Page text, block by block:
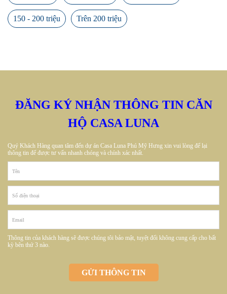
150 - 200 triệu Trên 200 triệu
ĐĂNG KÝ NHẬN THÔNG TIN CĂN
HỘ CASA LUNA
Quý Khách Hàng quan tâm đến dự án Casa Luna Phú Mỹ Hưng xin vui lòng để lại
thông tin để được tư vấn nhanh chóng và chính xác nhất.
Thông tin của khách hàng sẽ được chúng tôi bảo mật, tuyệt đối không cung cấp cho bất
kỳ bên thứ 3 nào.